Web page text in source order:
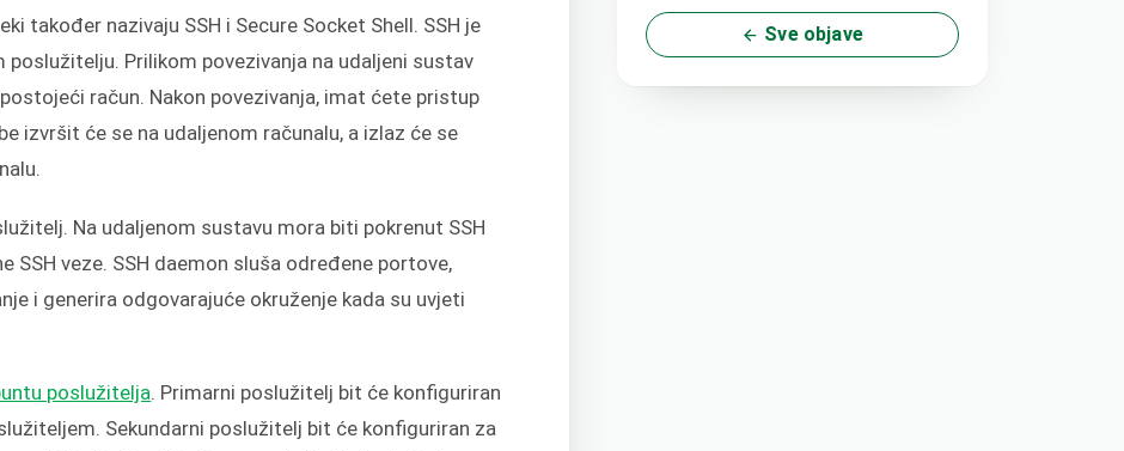
također nazivaju SSH i Secure Socket Shell. SSH je
Prilikom povezivanja na udaljeni sustav
račun. Nakon povezivanja, imat ćete pristup
izvršit će se na udaljenom računalu, a izlaz će se
Na udaljenom sustavu mora biti pokrenut SSH
SSH veze. SSH daemon sluša određene portove,
i generira odgovarajuće okruženje kada su uvjeti
poslužitelja. Primarni poslužitelj bit će konfiguriran
Sekundarni poslužitelj bit će konfiguriran za
Sve objave